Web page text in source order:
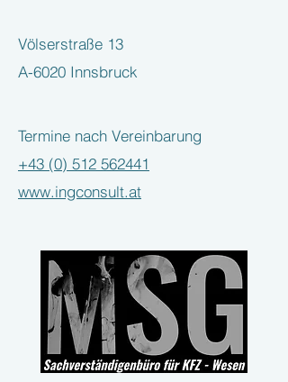
Völserstraße 13
A-6020 Innsbruck
Termine nach Vereinbarung
+43 (0) 512 562441
www.ingconsult.at